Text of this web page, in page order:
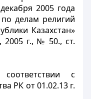
2005 года
делам религий
Казахстан»
2005 г., № 50., ст.
с
РК от 01.02.13 г.